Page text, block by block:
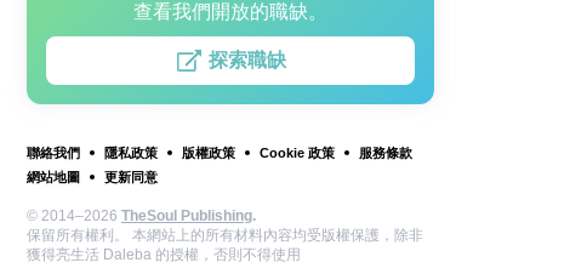
查看我們開放的職缺。
探索職缺
聯絡我們 隱私政策 版權政策 Cookie 政策
服務條款
網站地圖
更新同意
© 2014–2026 TheSoul Publishing.
保留所有權利。 本網站上的所有材料內容均受版權保護，除非
獲得亮生活 Daleba 的授權，否則不得使用